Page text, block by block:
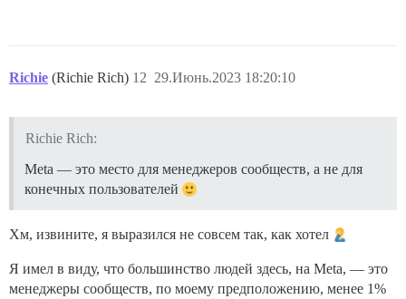
Richie (Richie Rich) 29.Июнь.2023 18:20:10
12
Richie Rich:
Meta — это место для менеджеров сообществ, а не для
конечных пользователей
Хм, извините, я выразился не совсем так, как хотел
Я имел в виду, что большинство людей здесь, на Meta, — это
менеджеры сообществ, по моему предположению, менее 1%